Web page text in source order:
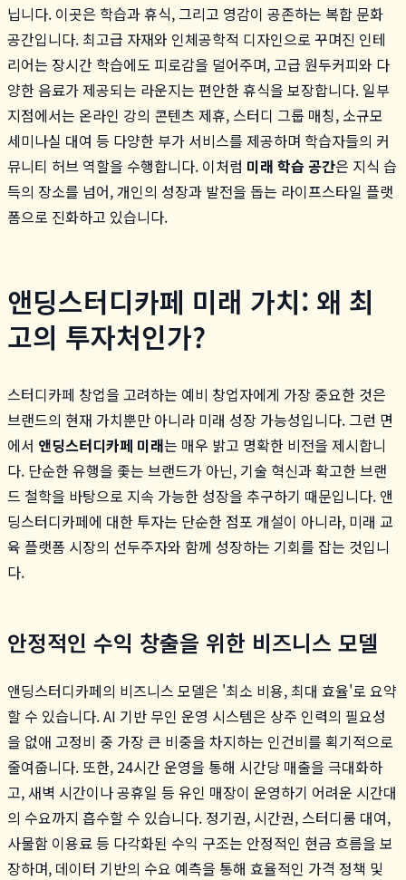
닙니다. 이곳은 학습과 휴식, 그리고 영감이 공존하는 복합 문화
공간입니다. 최고급 자재와 인체공학적 디자인으로 꾸며진 인테
리어는 장시간 학습에도 피로감을 덜어주며, 고급 원두커피와 다
양한 음료가 제공되는 라운지는 편안한 휴식을 보장합니다. 일부
지점에서는 온라인 강의 콘텐츠 제휴, 스터디 그룹 매칭, 소규모
세미나실 대여 등 다양한 부가 서비스를 제공하며 학습자들의 커
뮤니티 허브 역할을 수행합니다. 이처럼 미래 학습 공간은 지식 습
득의 장소를 넘어, 개인의 성장과 발전을 돕는 라이프스타일 플랫
폼으로 진화하고 있습니다.
앤딩스터디카페 미래 가치: 왜 최
고의 투자처인가?
스터디카페 창업을 고려하는 예비 창업자에게 가장 중요한 것은
브랜드의 현재 가치뿐만 아니라 미래 성장 가능성입니다. 그런 면
에서 앤딩스터디카페 미래는 매우 밝고 명확한 비전을 제시합니
다. 단순한 유행을 좇는 브랜드가 아닌, 기술 혁신과 확고한 브랜
드 철학을 바탕으로 지속 가능한 성장을 추구하기 때문입니다. 앤
딩스터디카페에 대한 투자는 단순한 점포 개설이 아니라, 미래 교
육 플랫폼 시장의 선두주자와 함께 성장하는 기회를 잡는 것입니
다.
안정적인 수익 창출을 위한 비즈니스 모델
앤딩스터디카페의 비즈니스 모델은 '최소 비용, 최대 효율'로 요약
할 수 있습니다. AI 기반 무인 운영 시스템은 상주 인력의 필요성
을 없애 고정비 중 가장 큰 비중을 차지하는 인건비를 획기적으로
줄여줍니다. 또한, 24시간 운영을 통해 시간당 매출을 극대화하
고, 새벽 시간이나 공휴일 등 유인 매장이 운영하기 어려운 시간대
의 수요까지 흡수할 수 있습니다. 정기권, 시간권, 스터디룸 대여,
사물함 이용료 등 다각화된 수익 구조는 안정적인 현금 흐름을 보
장하며, 데이터 기반의 수요 예측을 통해 효율적인 가격 정책 및